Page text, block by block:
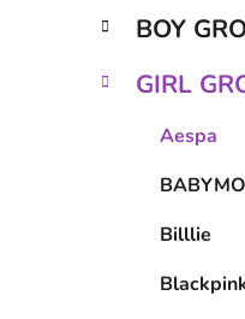
č
ý
e
ó
BOY
GIRL
Aespa
Billlie